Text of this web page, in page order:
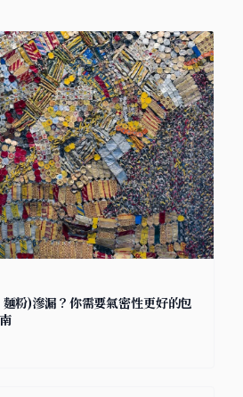
粉)滲漏？你需要氣密性更好的包